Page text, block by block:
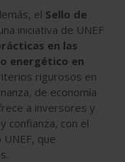
el Sello de
iniciativa de UNEF
en las
energético en
rigurosos en
de economía
a inversores y
confianza, con el
que